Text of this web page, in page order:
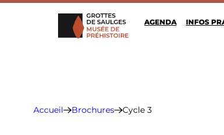
AGENDA INFOS
Accueil Brochures Cycle 3